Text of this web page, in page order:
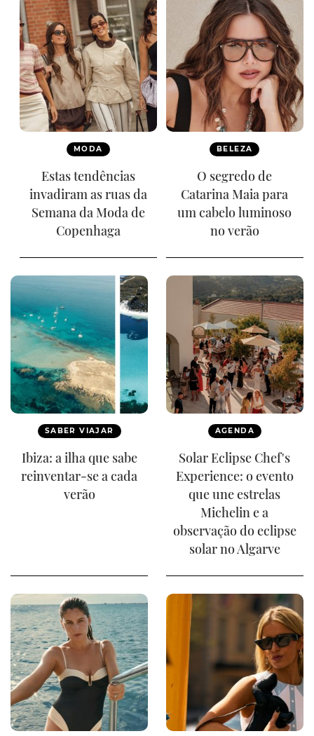
MODA
Estas tendências
invadiram as ruas da
Semana da Moda de
Copenhaga
BELEZA
O segredo de
Catarina Maia para
um cabelo luminoso
no verão
SABER VIAJAR
Ibiza: a ilha que sabe
reinventar-se a cada
verão
AGENDA
Solar Eclipse Chef's
Experience: o evento
que une estrelas
Michelin e a
observação do eclipse
solar no Algarve